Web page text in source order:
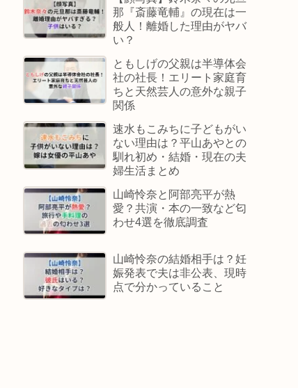
那『斎藤竜輔』の現在は一
般人！離婚した理由がヤバ
い？
ともしげの父親は半導体会
社の社長！エリート家庭育
ちと天然芸人の意外な親子
関係
速水もこみちに子どもがい
ない理由は？平山あやとの
馴れ初め・結婚・現在の夫
婦生活まとめ
山崎怜奈と阿部亮平が熱
愛？共演・本の一致など匂
わせ4選を徹底調査
山崎怜奈の結婚相手は？妊
娠発表で夫は非公表、現時
点で分かっていること